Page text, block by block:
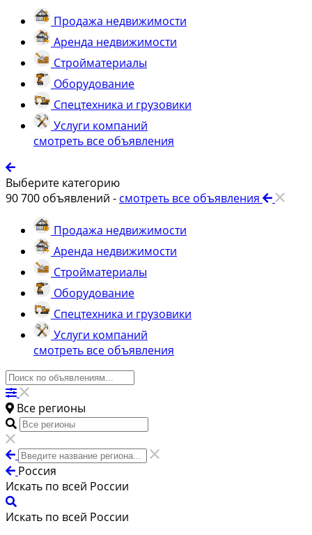
Продажа недвижимости
Аренда недвижимости
Стройматериалы
Оборудование
Спецтехника и грузовики
Услуги компаний
смотреть все объявления
Выберите категорию
90 700 объявлений - смотреть все объявления
Продажа недвижимости
Аренда недвижимости
Стройматериалы
Оборудование
Спецтехника и грузовики
Услуги компаний
смотреть все объявления
Все регионы
Россия
Искать по всей России
Искать по всей России